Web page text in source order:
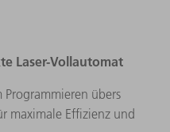
Laser-Vollautomat
Programmieren übers
maximale Effizienz und